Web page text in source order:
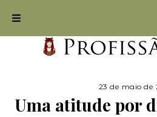
23 de maio de
Uma atitude por